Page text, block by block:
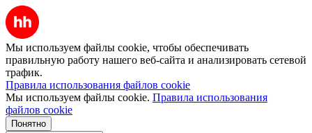
Мы используем файлы cookie, чтобы обеспечивать
правильную работу нашего веб-сайта и анализировать сетевой
трафик.
Правила использования файлов cookie
Мы используем файлы cookie. Правила использования
файлов cookie
Понятно